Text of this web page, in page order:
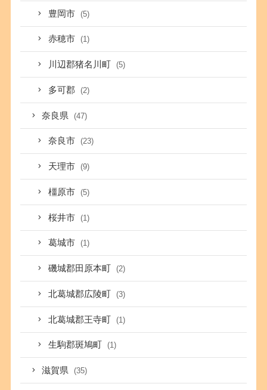
豊岡市 (5)
赤穂市 (1)
川辺郡猪名川町 (5)
多可郡 (2)
奈良県 (47)
奈良市 (23)
天理市 (9)
橿原市 (5)
桜井市 (1)
葛城市 (1)
磯城郡田原本町 (2)
北葛城郡広陵町 (3)
北葛城郡王寺町 (1)
生駒郡斑鳩町 (1)
滋賀県 (35)